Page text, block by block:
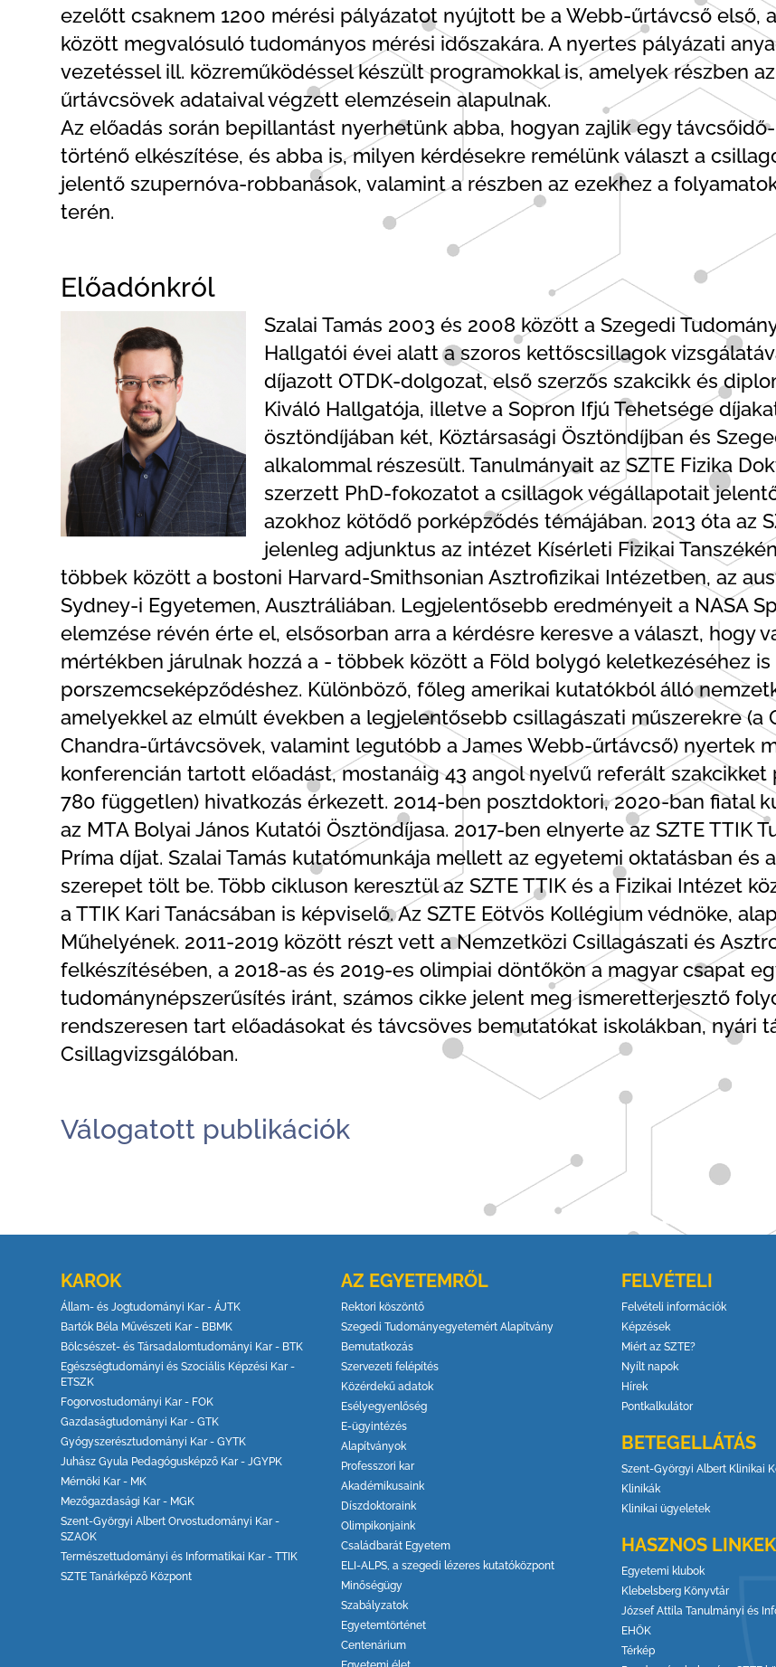
ezelőtt csaknem 1200 mérési pályázatot nyújtott be a Webb-űrtávcső első,
között megvalósuló tudományos mérési időszakára. A nyertes pályázati
vezetéssel ill. közreműködéssel készült programokkal is, amelyek részben
űrtávcsövek adataival végzett elemzésein alapulnak.
Az előadás során bepillantást nyerhetünk abba, hogyan zajlik egy
történő elkészítése, és abba is, milyen kérdésekre remélünk választ a
jelentő szupernóva-robbanások, valamint a részben az ezekhez a
terén.
Előadónkról
Szalai Tamás 2003 és 2008 között a Szegedi
Hallgatói évei alatt a szoros kettőscsillagok
díjazott OTDK-dolgozat, első szerzős szakcikk és
Kiváló Hallgatója, illetve a Sopron Ifjú Tehetsége
ösztöndíjában két, Köztársasági Ösztöndíjban és
alkalommal részesült. Tanulmányait az SZTE Fizika
szerzett PhD-fokozatot a csillagok végállapotait
azokhoz kötődő porképződés témájában. 2013 óta az
jelenleg adjunktus az intézet Kísérleti Fizikai
többek között a bostoni Harvard-Smithsonian Asztrofizikai Intézetben, az
Sydney-i Egyetemen, Ausztráliában. Legjelentősebb eredményeit a NASA
elemzése révén érte el, elsősorban arra a kérdésre keresve a választ, hogy
mértékben járulnak hozzá a - többek között a Föld bolygó keletkezéséhez
porszemcseképződéshez. Különböző, főleg amerikai kutatókból álló
amelyekkel az elmúlt években a legjelentősebb csillagászati műszerekre (a
Chandra-űrtávcsövek, valamint legutóbb a James Webb-űrtávcső) nyertek
konferencián tartott előadást, mostanáig 43 angol nyelvű referált
780 független) hivatkozás érkezett. 2014-ben posztdoktori, 2020-ban fiatal
az MTA Bolyai János Kutatói Ösztöndíjasa. 2017-ben elnyerte az SZTE TTIK
Príma díjat. Szalai Tamás kutatómunkája mellett az egyetemi oktatásban és
szerepet tölt be. Több cikluson keresztül az SZTE TTIK és a Fizikai Intézet
a TTIK Kari Tanácsában is képviselő. Az SZTE Eötvös Kollégium védnöke,
Műhelyének. 2011-2019 között részt vett a Nemzetközi Csillagászati és
felkészítésében, a 2018-as és 2019-es olimpiai döntőkön a magyar csapat
tudománynépszerűsítés iránt, számos cikke jelent meg ismeretterjesztő
rendszeresen tart előadásokat és távcsöves bemutatókat iskolákban, nyári
Csillagvizsgálóban.
Válogatott publikációk
KAROK
Állam- és Jogtudományi Kar - ÁJTK
Bartók Béla Művészeti Kar - BBMK
Bölcsészet- és Társadalomtudományi Kar - BTK
Egészségtudományi és Szociális Képzési Kar -
ETSZK
Fogorvostudományi Kar - FOK
Gazdaságtudományi Kar - GTK
Gyógyszerésztudományi Kar - GYTK
Juhász Gyula Pedagógusképző Kar - JGYPK
Mérnöki Kar - MK
Mezőgazdasági Kar - MGK
Szent-Györgyi Albert Orvostudományi Kar -
SZAOK
Természettudományi és Informatikai Kar - TTIK
SZTE Tanárképző Központ
AZ EGYETEMRŐL
Rektori köszöntő
Szegedi Tudományegyetemért Alapítvány
Bemutatkozás
Szervezeti felépítés
Közérdekű adatok
Esélyegyenlőség
E-ügyintézés
Alapítványok
Professzori kar
Akadémikusaink
Díszdoktoraink
Olimpikonjaink
Családbarát Egyetem
ELI-ALPS, a szegedi lézeres kutatóközpont
Minőségügy
Szabályzatok
Egyetemtörténet
Centenárium
FELVÉTELI
Felvételi információk
Képzések
Miért az SZTE?
Nyílt napok
Hírek
Pontkalkulátor
BETEGELLÁTÁS
Szent-Györgyi Albert Klinikai
Klinikák
Klinikai ügyeletek
HASZNOS LINKEK
Egyetemi klubok
Klebelsberg Könyvtár
József Attila Tanulmányi és
EHÖK
Térkép